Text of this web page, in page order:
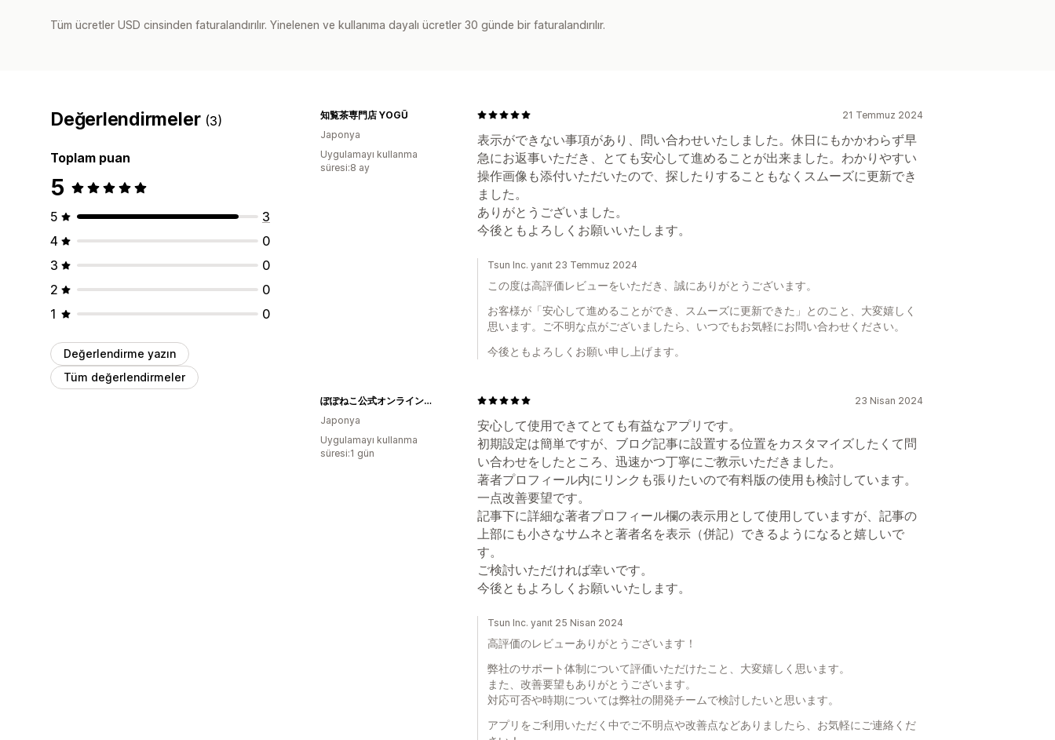
Tüm ücretler USD cinsinden faturalandırılır. Yinelenen ve kullanıma dayalı ücretler 30 günde bir faturalandırılır.
Değerlendirmeler (3)
Toplam puan
5
5
3
4
0
3
0
2
0
1
0
Değerlendirme yazın
Tüm değerlendirmeler
21 Temmuz 2024
表示ができない事項があり、問い合わせいたしました。休日にもかかわらず早
急にお返事いただき、とても安心して進めることが出来ました。わかりやすい
操作画像も添付いただいたので、探したりすることもなくスムーズに更新でき
ました。
ありがとうございました。
今後ともよろしくお願いいたします。
知覧茶専門店 YOGŪ
Japonya
Uygulamayı kullanma
süresi:8 ay
Tsun Inc. yanıt 23 Temmuz 2024
この度は高評価レビューをいただき、誠にありがとうございます。
お客様が「安心して進めることができ、スムーズに更新できた」とのこと、大変嬉しく
思います。ご不明な点がございましたら、いつでもお気軽にお問い合わせください。
今後ともよろしくお願い申し上げます。
23 Nisan 2024
安心して使用できてとても有益なアプリです。
初期設定は簡単ですが、ブログ記事に設置する位置をカスタマイズしたくて問
い合わせをしたところ、迅速かつ丁寧にご教示いただきました。
著者プロフィール内にリンクも張りたいので有料版の使用も検討しています。
一点改善要望です。
記事下に詳細な著者プロフィール欄の表示用として使用していますが、記事の
上部にも小さなサムネと著者名を表示（併記）できるようになると嬉しいで
す。
ご検討いただければ幸いです。
今後ともよろしくお願いいたします。
ぽぽねこ公式オンラインショップ
Japonya
Uygulamayı kullanma
süresi:1 gün
Tsun Inc. yanıt 25 Nisan 2024
高評価のレビューありがとうございます！
弊社のサポート体制について評価いただけたこと、大変嬉しく思います。
また、改善要望もありがとうございます。
対応可否や時期については弊社の開発チームで検討したいと思います。
アプリをご利用いただく中でご不明点や改善点などありましたら、お気軽にご連絡くだ